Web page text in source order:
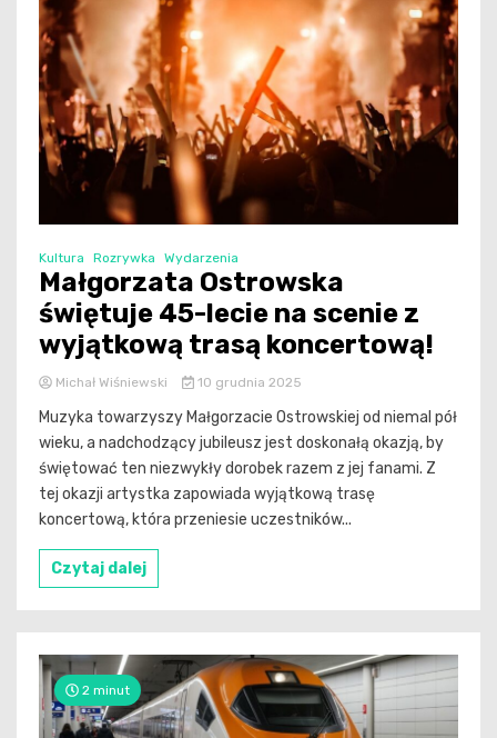
Kultura Rozrywka Wydarzenia
Małgorzata Ostrowska
świętuje 45-lecie na scenie z
wyjątkową trasą koncertową!
Michał Wiśniewski 10 grudnia 2025
Muzyka towarzyszy Małgorzacie Ostrowskiej od niemal pół
wieku, a nadchodzący jubileusz jest doskonałą okazją, by
świętować ten niezwykły dorobek razem z jej fanami. Z
tej okazji artystka zapowiada wyjątkową trasę
koncertową, która przeniesie uczestników...
Czytaj dalej
2 minut